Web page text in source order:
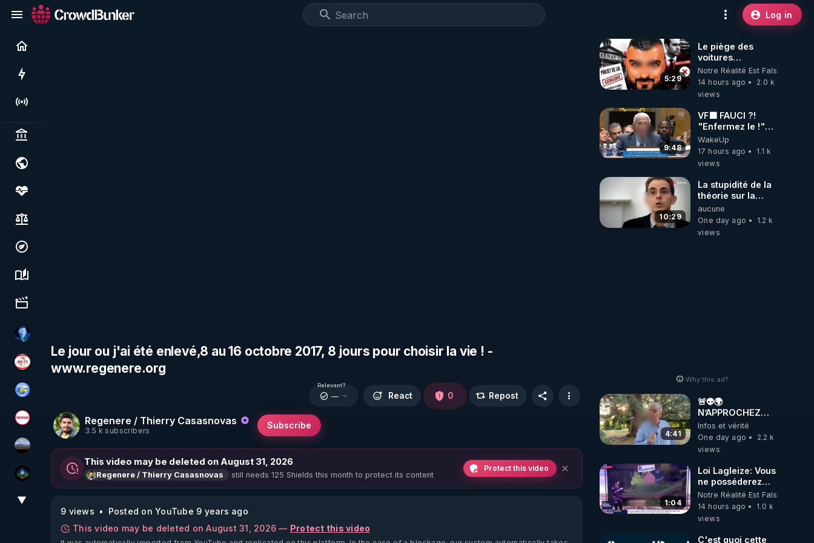
Log in
Politics & institutions
Society, justice & freedoms
Economy, environment & technology
Science, history & spirituality
Culture, media & entertainment
AH2020
JSF - TV
Tonton Posture Débrief
Magazine Nexus
michel lanceur alerte
WakeUp
▼
Le jour ou j'ai été enlevé,8 au 16 octobre 2017, 8 jours pour choisir la vie ! -
www.regenere.org
Regenere / Thierry Casasnovas
3.5 k subscribers
Subscribe
Relevant?
— React 0 Repost
This video may be deleted on August 31, 2026
Regenere / Thierry Casasnovas still needs 125 Shields this month to protect its content
Protect this video
9 views
Posted on YouTube 9 years ago
This video may be deleted on August 31, 2026 — Protect this video
5:29
Le piège des
voitures
électriques se
referme sur les
usagers !
Notre Réalité Est Falsifiée Et
14 hours ago
2.0 k
views
9:48
VF🟩 FAUCI ?!
"Enfermez le !"
(Lock him up!) -
Quartz Traduction
WakeUp
17 hours ago
1.1 k
views
10:29
La stupidité de la
théorie sur la
responsabilité de
l’homme
concernant le
aucune
One day ago
1.2 k
views
Why this ad?
4:41
🚨👽🌍
N’APPROCHEZ
PAS LA TERRE ! 😱
🛸
Infos et vérité
One day ago
2.2 k
views
1:04
Loi Lagleize: Vous
ne posséderez
plus rien et vous
serez heureux !
Notre Réalité Est Falsifiée Et
14 hours ago
1.0 k
views
C'est quoi cette